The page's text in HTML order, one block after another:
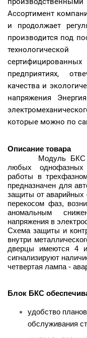
Ассортимент
и продолжает
производится под
предприятиях,
качества и
напряжения
которые можно по
Описание товара
Модуль БКС
любых однофазных
работы в
предназначен для
защиты от аварийных
перекосом фаз,
аномальным
напряжения в
Схема защиты и
внутри
дверцы имеются 4
сигнализируют
четвертая лампа -
Блок БКС
удобство
обслуживания